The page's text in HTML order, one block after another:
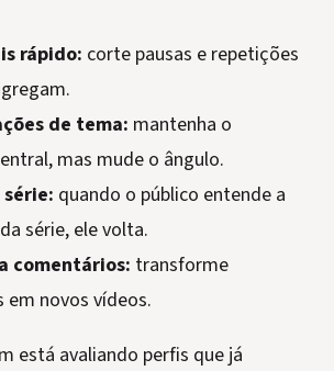
rápido: corte pausas e repetições
de tema: mantenha o
mas mude o ângulo.
série: quando o público entende a
série, ele volta.
comentários: transforme
em novos vídeos.
está avaliando perfis que já